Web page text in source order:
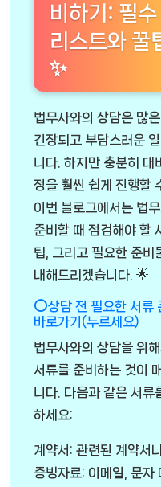
비하기: 필
리스트와 꿀
✨
법무사와의 상담은 많은
긴장되고 부담스러운
니다. 하지만 충분히 대
정을 훨씬 쉽게 진행할
이번 블로그에서는 법
준비할 때 점검해야 할
팁, 그리고 필요한 준비
내해드리겠습니다. 🌟
⭕상담 전 필요한 서류
바로가기(누르세요)
법무사와의 상담을 위
서류를 준비하는 것이
니다. 다음과 같은 서류
하세요:
계약서: 관련된 계약서
증빙자료: 이메일, 문자